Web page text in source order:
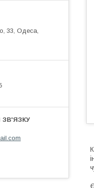
33, Одеса,